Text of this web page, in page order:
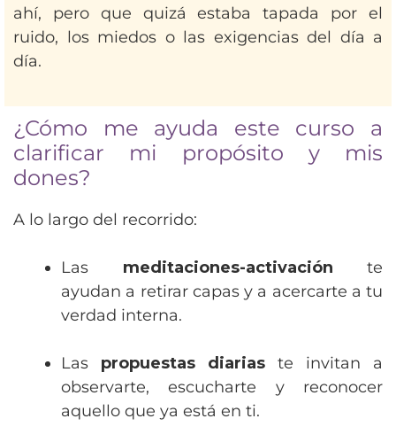
ahí, pero que quizá estaba tapada por el
ruido, los miedos o las exigencias del día a
día.
¿Cómo me ayuda este curso a
clarificar mi propósito y mis
dones?
A lo largo del recorrido:
Las meditaciones-activación te
ayudan a retirar capas y a acercarte a tu
verdad interna.
Las propuestas diarias te invitan a
observarte, escucharte y reconocer
aquello que ya está en ti.